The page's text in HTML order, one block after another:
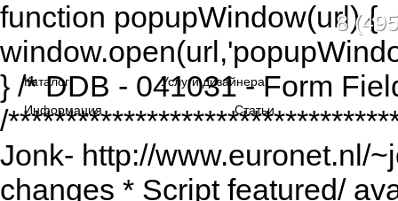
function popupWindow(url) {
} /* DDB - 041031 - Form
/
Jonk- http://www.euronet.nl/
changes * Script featured/
8
Каталог
Услуги дизайнера
Информация
Статьи